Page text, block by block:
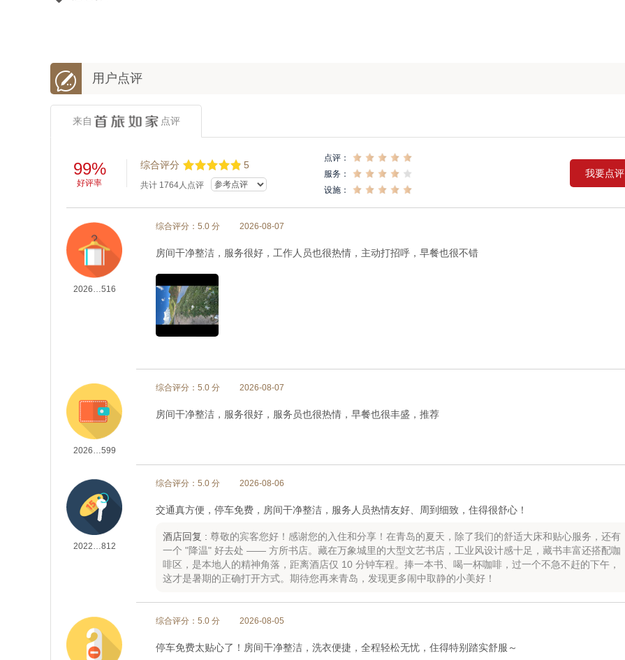
 用户点评
来自 点评
99%
好评率
综合评分 5
共计 1764人点评
点评：
服务：
设施：
我要点评
2026…516
综合评分：5.0 分 2026-08-07
房间干净整洁，服务很好，工作人员也很热情，主动打招呼，早餐也很不错
2026…599
综合评分：5.0 分 2026-08-07
房间干净整洁，服务很好，服务员也很热情，早餐也很丰盛，推荐
2022…812
综合评分：5.0 分 2026-08-06
交通真方便，停车免费，房间干净整洁，服务人员热情友好、周到细致，住得很舒心！
酒店回复 : 尊敬的宾客您好！感谢您的入住和分享！在青岛的夏天，除了我们的舒适大床和贴心服务，还有
一个 "降温" 好去处 —— 方所书店。藏在万象城里的大型文艺书店，工业风设计感十足，藏书丰富还搭配咖
啡区，是本地人的精神角落，距离酒店仅 10 分钟车程。捧一本书、喝一杯咖啡，过一个不急不赶的下午，
这才是暑期的正确打开方式。期待您再来青岛，发现更多闹中取静的小美好！
综合评分：5.0 分 2026-08-05
停车免费太贴心了！房间干净整洁，洗衣便捷，全程轻松无忧，住得特别踏实舒服～